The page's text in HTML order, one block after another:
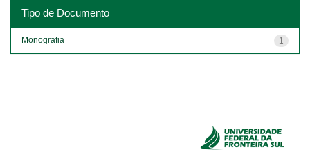
Tipo de Documento
1
Monografia